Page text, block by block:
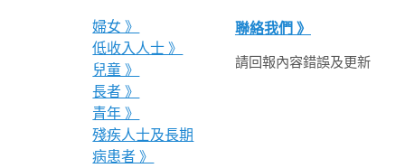
婦女 》
低收入人士 》
兒童 》
長者 》
青年 》
殘疾人士及長期
病患者 》
聯絡我們 》
請回報內容錯誤及更新